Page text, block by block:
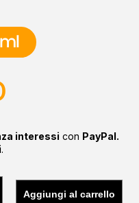
interessi con PayPal.
.
Aggiungi al carrello